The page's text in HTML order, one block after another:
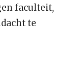
faculteit,
te